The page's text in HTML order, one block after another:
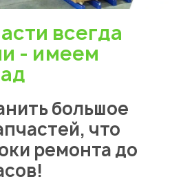
всегда
- имеем
большое
что
ремонта до
города